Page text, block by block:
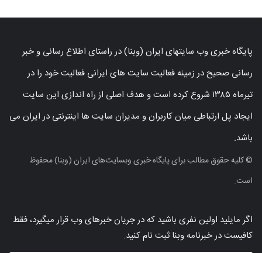
پایگاه خبری وب سایتهای ایران (وبنا) در راستای اطلاع رسانی و خبر
رسانی صحیح در زمینه فعالیت سایت های ایرانی فعالیت خود را در
تیرماه ۱۳۸۵ شروع کرده است و هدف اصلی از راه اندازی این سایت
ایجاد پل ارتباطی میان کاربران و مدیران سایت ها اینترنتی در ایران می
باشد.
© کلیه حقوق مطالب برای پایگاه خبری وبسایت‌های ایران (وبنا) محفوظ
است.
اگر مایلید اولین نفری باشید که در جریان خبرهای وب قرار میگیرد، فقط
کافیست در خبرنامه وبنا ثبت نام کنید.